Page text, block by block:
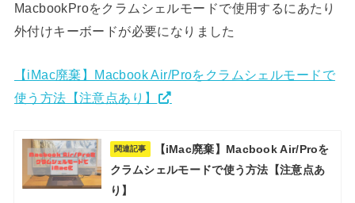
MacbookProをクラムシェルモードで使用するにあたり
外付けキーボードが必要になりました
【iMac廃棄】Macbook Air/Proをクラムシェルモードで
使う方法【注意点あり】
関連記事
【iMac廃棄】Macbook Air/Proを
クラムシェルモードで使う方法【注意点あ
り】